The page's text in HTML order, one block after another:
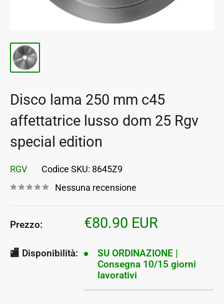
Disco lama 250 mm c45
affettatrice lusso dom 25 Rgv
special edition
RGV Codice SKU: 8645Z9
Nessuna recensione
Prezzo:
Prezzo
€80.90 EUR
🏬 Disponibilità:
SU ORDINAZIONE |
Consegna 10/15 giorni
lavorativi